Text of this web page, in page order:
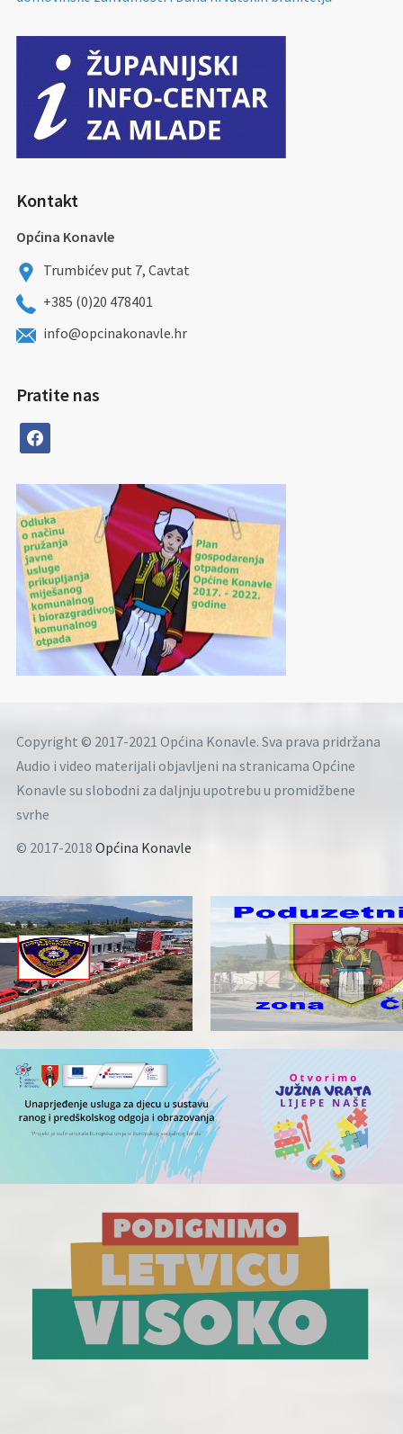
Kontakt
Općina Konavle
Trumbićev put 7, Cavtat
+385 (0)20 478401
info@opcinakonavle.hr
Pratite nas
facebook
Copyright © 2017-2021 Općina Konavle. Sva prava pridržana
Audio i video materijali objavljeni na stranicama Općine
Konavle su slobodni za daljnju upotrebu u promidžbene
svrhe
© 2017-2018 Općina Konavle